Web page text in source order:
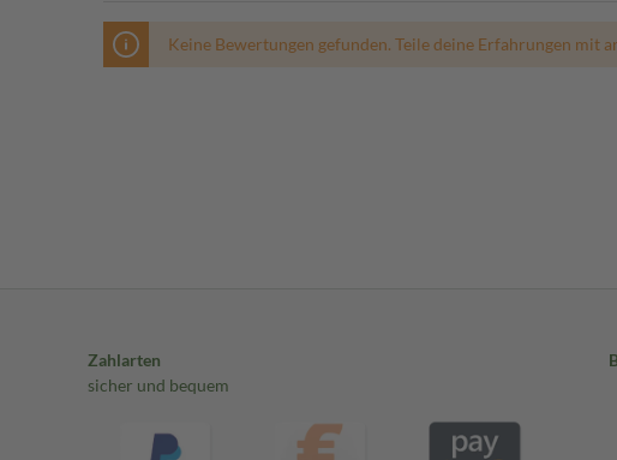
Keine Bewertungen gefunden. Teile deine Erfahrungen mit
Zahlarten
sicher und bequem